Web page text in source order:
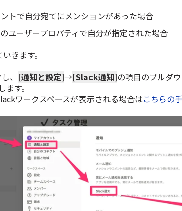
トで自分宛てにメンションがあった場合
ユーザープロパティで自分が指定された場合
きます。
、 [通知と設定]→[Slack通知]の項目のプルダ
す。
ワークスペースが表示される場合はこちらの